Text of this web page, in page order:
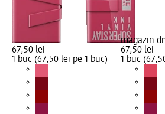
67,50 lei
1 buc (67,50 lei pe 1 buc)
magazin
67,50 lei
1 buc